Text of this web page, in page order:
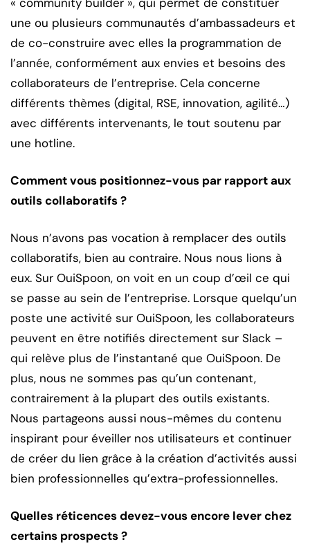
une ou plusieurs communautés d’ambassadeurs et
de co-construire avec elles la programmation de
l’année, conformément aux envies et besoins des
collaborateurs de l’entreprise. Cela concerne
différents thèmes (digital, RSE, innovation, agilité…)
avec différents intervenants, le tout soutenu par
une hotline.
Comment vous positionnez-vous par rapport aux
outils collaboratifs ?
Nous n’avons pas vocation à remplacer des outils
collaboratifs, bien au contraire. Nous nous lions à
eux. Sur OuiSpoon, on voit en un coup d’œil ce qui
se passe au sein de l’entreprise. Lorsque quelqu’un
poste une activité sur OuiSpoon, les collaborateurs
peuvent en être notifiés directement sur Slack –
qui relève plus de l’instantané que OuiSpoon. De
plus, nous ne sommes pas qu’un contenant,
contrairement à la plupart des outils existants.
Nous partageons aussi nous-mêmes du contenu
inspirant pour éveiller nos utilisateurs et continuer
de créer du lien grâce à la création d’activités aussi
bien professionnelles qu’extra-professionnelles.
Quelles réticences devez-vous encore lever chez
certains prospects ?